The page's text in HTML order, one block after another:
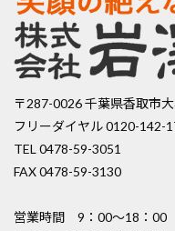
〒287-0026 千葉県香取市
フリーダイヤル 0120-142-
TEL 0478-59-3051
FAX 0478-59-3130
営業時間 9：00〜18：00